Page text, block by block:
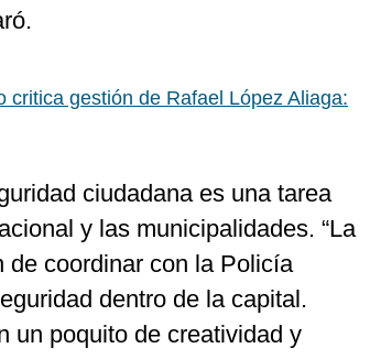
critica gestión de Rafael López Aliaga:
ciudadana es una tarea
y las municipalidades. “La
de coordinar con la Policía
dentro de la capital.
un poquito de creatividad y